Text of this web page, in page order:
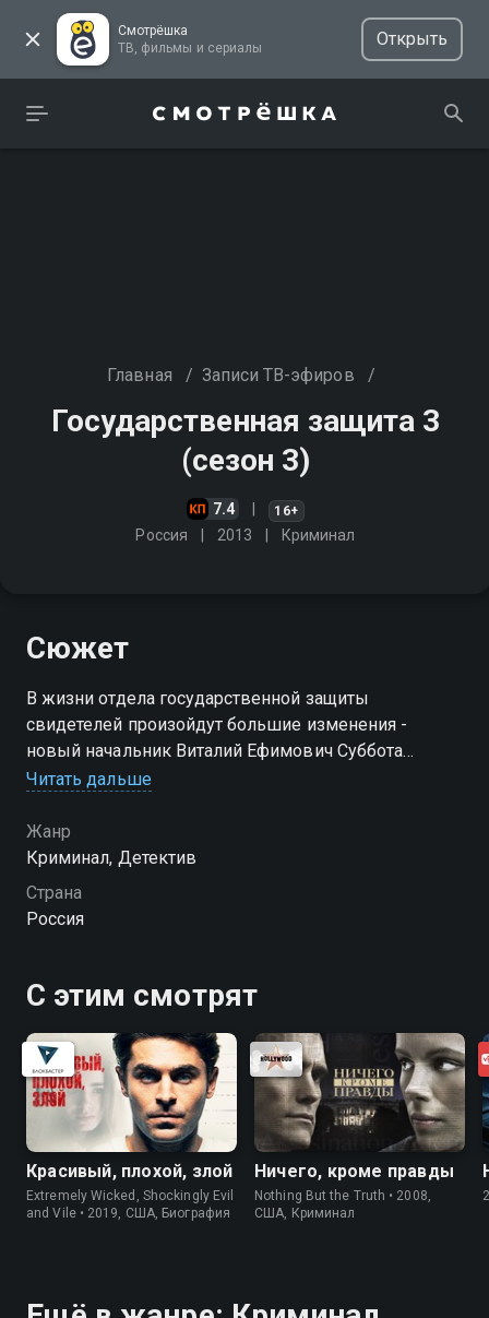
Смотрёшка
ТВ, фильмы и сериалы
Открыть
Главная / Записи ТВ-эфиров /
Государственная защита 3
(сезон 3)
7.4 16+
Россия 2013 Криминал
Сюжет
В жизни отдела государственной защиты
свидетелей произойдут большие изменения -
новый начальник Виталий Ефимович Суббота
принесёт в жизнь своих подчинённых много нового.
которым привыкли полицейские
Посмотреть онлайн 3 сезон сериала
Государственная защита 3 вы можете совершенно
Читать дальше
Жанр
Криминал, Детектив
Страна
Россия
С этим смотрят
Красивый, плохой, злой
Extremely Wicked, Shockingly Evil
and Vile • 2019, США, Биография
Ничего, кроме правды
Nothing But the Truth • 2008,
США, Криминал